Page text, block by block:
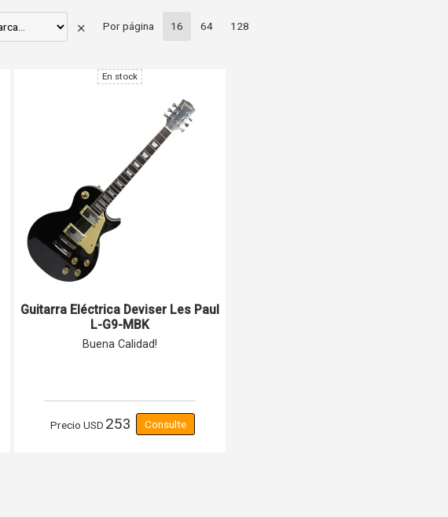
Por página 16 64 128
En stock
Guitarra Eléctrica Deviser Les Paul
L-G9-MBK
Buena Calidad!
Precio USD 253